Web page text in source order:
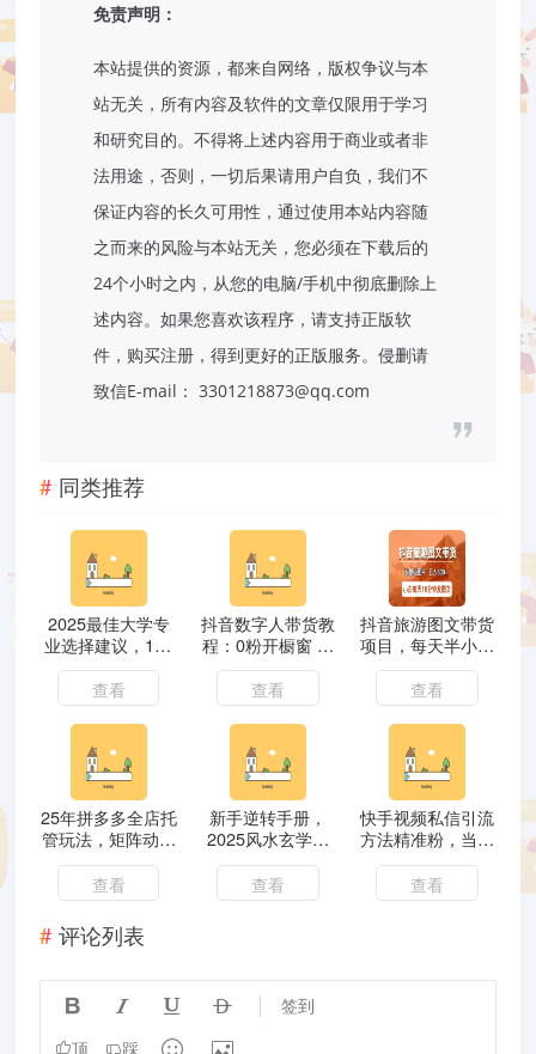
免责声明：
本站提供的资源，都来自网络，版权争议与本
站无关，所有内容及软件的文章仅限用于学习
和研究目的。不得将上述内容用于商业或者非
法用途，否则，一切后果请用户自负，我们不
保证内容的长久可用性，通过使用本站内容随
之而来的风险与本站无关，您必须在下载后的
24个小时之内，从您的电脑/手机中彻底删除上
述内容。如果您喜欢该程序，请支持正版软
件，购买注册，得到更好的正版服务。侵删请
致信E-mail： 3301218873@qq.com
同类推荐
2025最佳大学专
业选择建议，100
个热门专业解析，
推荐、避雷和注意
的细节
查看
抖音数字人带货教
程：0粉开橱窗 新
手可做 开启属于
你的带货之路
查看
抖音旅游图文带货
项目，每天半小时
发景点图片日入
500+长期稳定项
目
查看
25年拼多多全店托
管玩法，矩阵动销
裂变玩法如何低风
险盈利 新手运营
秘籍
查看
新手逆转手册，
2025风水玄学轻
创业：Deepseek
大数据技术 易经
算法结合游戏玩法
查看
快手视频私信引流
方法精准粉，当日
奏效不用上传视频
打金引流法日引
300
查看
评论列表
    签到
顶 踩  